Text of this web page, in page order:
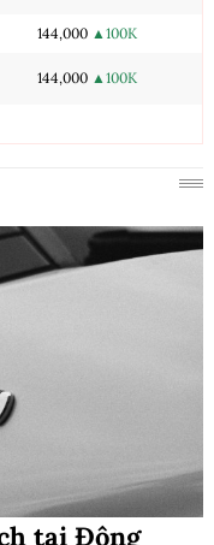
144,000 ▲100K
144,000 ▲100K
tại Đông